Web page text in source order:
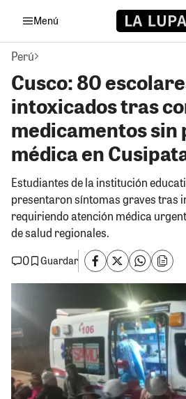
Menú
Perú
Cusco: 80
intoxicados tras
medicamentos
médica en
Estudiantes de la institución
presentaron síntomas graves tras
requiriendo atención médica
de salud regionales.
0
Guardar